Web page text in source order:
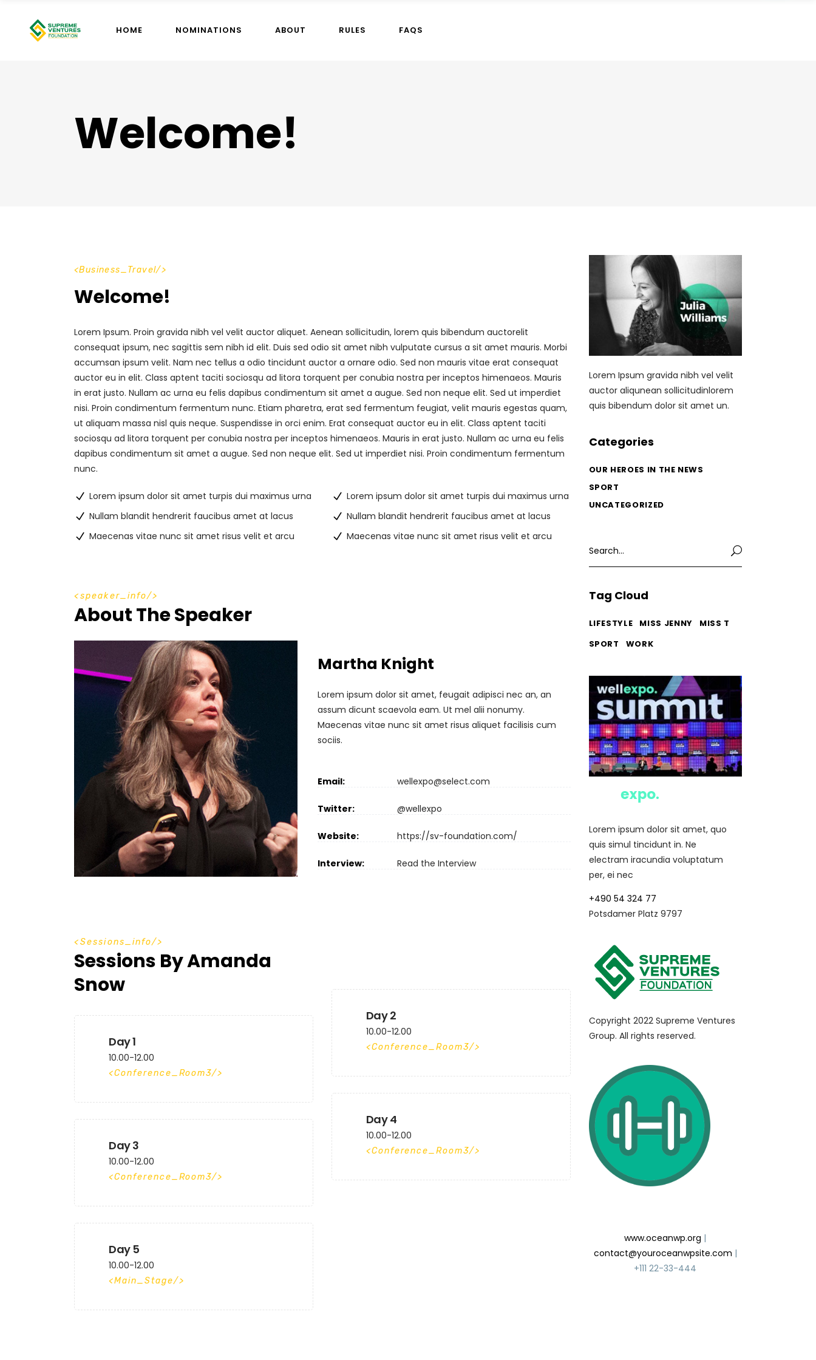
HOME NOMINATIONS ABOUT RULES FAQS
Welcome!
Business_Travel
Welcome!
Lorem Ipsum. Proin gravida nibh vel velit auctor aliquet. Aenean sollicitudin, lorem quis bibendum auctorelit
consequat ipsum, nec sagittis sem nibh id elit. Duis sed odio sit amet nibh vulputate cursus a sit amet mauris. Morbi
accumsan ipsum velit. Nam nec tellus a odio tincidunt auctor a ornare odio. Sed non mauris vitae erat consequat
auctor eu in elit. Class aptent taciti sociosqu ad litora torquent per conubia nostra per inceptos himenaeos. Mauris
in erat justo. Nullam ac urna eu felis dapibus condimentum sit amet a augue. Sed non neque elit. Sed ut imperdiet
nisi. Proin condimentum fermentum nunc. Etiam pharetra, erat sed fermentum feugiat, velit mauris egestas quam,
ut aliquam massa nisl quis neque. Suspendisse in orci enim. Erat consequat auctor eu in elit. Class aptent taciti
sociosqu ad litora torquent per conubia nostra per inceptos himenaeos. Mauris in erat justo. Nullam ac urna eu felis
dapibus condimentum sit amet a augue. Sed non neque elit. Sed ut imperdiet nisi. Proin condimentum fermentum
nunc.
Lorem ipsum dolor sit amet turpis dui maximus urna
Nullam blandit hendrerit faucibus amet at lacus
Maecenas vitae nunc sit amet risus velit et arcu
Lorem ipsum dolor sit amet turpis dui maximus urna
Nullam blandit hendrerit faucibus amet at lacus
Maecenas vitae nunc sit amet risus velit et arcu
speaker_info
About The Speaker
Martha Knight
Lorem ipsum dolor sit amet, feugait adipisci nec an, an
assum dicunt scaevola eam. Ut mel alii nonumy.
Maecenas vitae nunc sit amet risus aliquet facilisis cum
sociis.
Email: wellexpo@select.com
Twitter: @wellexpo
Website: https://sv-foundation.com/
Interview: Read the Interview
Sessions_info
Sessions By Amanda
Snow
Day 1
10.00-12.00
Conference_Room3
Day 3
10.00-12.00
Conference_Room3
Day 5
10.00-12.00
Main_Stage
Day 2
10.00-12.00
Conference_Room3
Day 4
10.00-12.00
Conference_Room3
Lorem Ipsum gravida nibh vel velit
auctor aliqunean sollicitudinlorem
quis bibendum dolor sit amet un.
Categories
OUR HEROES IN THE NEWS
SPORT
UNCATEGORIZED
for:
Tag Cloud
LIFESTYLE MISS JENNY
MISS T
SPORT
WORK
Lorem ipsum dolor sit amet, quo
quis simul tincidunt in. Ne
electram iracundia voluptatum
per, ei nec
+490 54 324 77
Potsdamer Platz 9797
Copyright 2022 Supreme Ventures
Group. All rights reserved.
www.oceanwp.org |
contact@youroceanwpsite.com |
+111 22-33-444